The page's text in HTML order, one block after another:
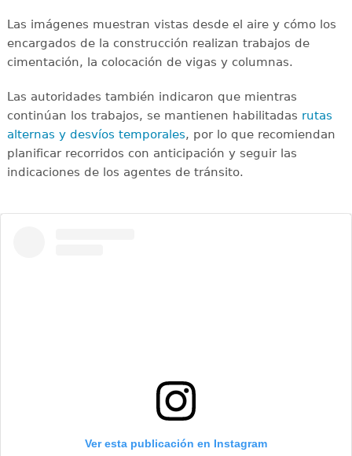
Las imágenes muestran vistas desde el aire y cómo los
encargados de la construcción realizan trabajos de
cimentación, la colocación de vigas y columnas.
Las autoridades también indicaron que mientras
continúan los trabajos, se mantienen habilitadas rutas
alternas y desvíos temporales, por lo que recomiendan
planificar recorridos con anticipación y seguir las
indicaciones de los agentes de tránsito.
Ver esta publicación en Instagram